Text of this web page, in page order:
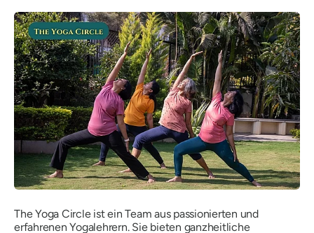
The Yoga Circle ist ein Team aus passionierten und
erfahrenen Yogalehrern. Sie bieten ganzheitliche